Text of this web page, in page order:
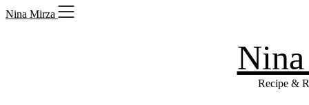
Skip
to
Nina Mirza
Recipe &